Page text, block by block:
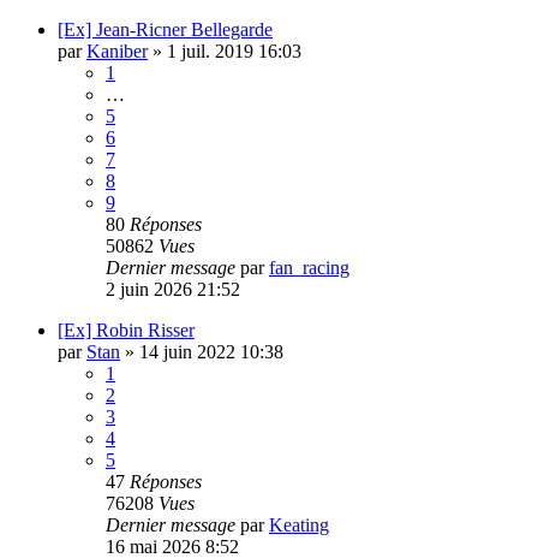
[Ex] Jean-Ricner Bellegarde
parKaniber» 1 juil. 2019 16:03
1
…
5
6
7
8
9
80 Réponses
50862 Vues
Dernier message parfan_racing
2 juin 2026 21:52
[Ex] Robin Risser
par Stan » 14 juin 2022 10:38
1
2
3
4
5
47 Réponses
76208 Vues
Dernier message parKeating
16 mai 2026 8:52